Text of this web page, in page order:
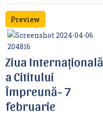
Preview
Ziua Internațională
a Cititului
Împreună- 7
februarie